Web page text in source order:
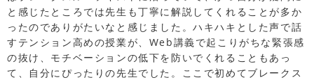
と感じたところでは先生も丁寧に解説してくれることが多か
ったのでありがたいなと感じました。ハキハキとした声で話
すテンション高めの授業が、Web講義で起こりがちな緊張感
の抜け、モチベーションの低下を防いでくれることもあっ
て、自分にぴったりの先生でした。ここで初めてブレークス